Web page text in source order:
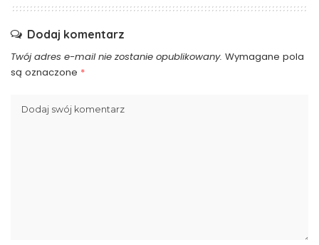
Dodaj komentarz
Twój adres e-mail nie zostanie opublikowany. Wymagane pola
są oznaczone *